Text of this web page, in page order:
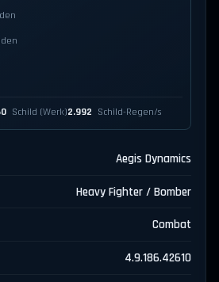
Schild (Werk)2.992 Schild-Regen/s
Aegis Dynamics
Heavy Fighter / Bomber
Combat
4.9.186.42610